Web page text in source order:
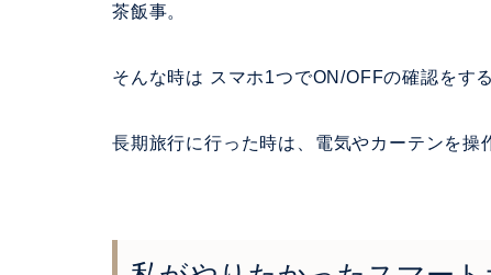
茶飯事。
そんな時は スマホ1つでON/OFFの確認をす
長期旅行に行った時は、電気やカーテンを操